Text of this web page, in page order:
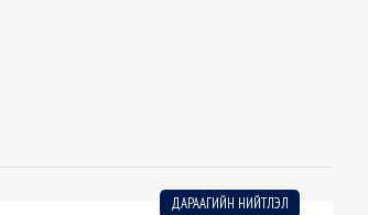
ДАРААГИЙН НИЙТЛЭЛ